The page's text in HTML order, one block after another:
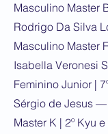
Masculino Master
Rodrigo Da Silva
Masculino Master
Isabella Veronesi
Feminino Junior |
Sérgio de Jesus
Master K | 2º Kyu